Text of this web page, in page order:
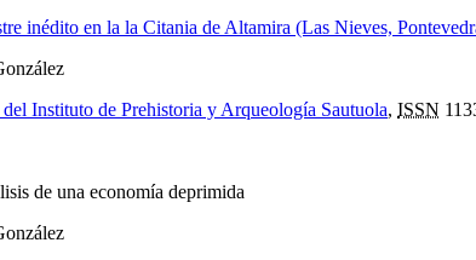
inédito en la la Citania de Altamira (Las Nieves,
Instituto de Prehistoria y Arqueología Sautuola, ISSN
de una economía deprimida